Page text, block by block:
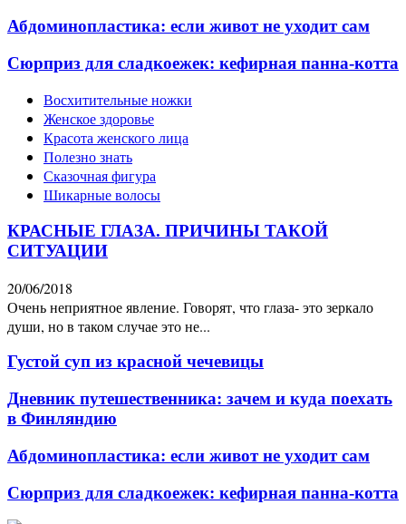
Абдоминопластика: если живот не уходит сам
Сюрприз для сладкоежек: кефирная панна-котта
Восхитительные ножки
Женское здоровье
Красота женского лица
Полезно знать
Сказочная фигура
Шикарные волосы
КРАСНЫЕ ГЛАЗА. ПРИЧИНЫ ТАКОЙ
СИТУАЦИИ
20/06/2018
Очень неприятное явление. Говорят, что глаза- это зеркало
души, но в таком случае это не...
Густой суп из красной чечевицы
Дневник путешественника: зачем и куда поехать
в Финляндию
Абдоминопластика: если живот не уходит сам
Сюрприз для сладкоежек: кефирная панна-котта